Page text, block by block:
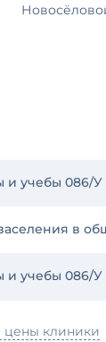
и учебы 086/У
в
и учебы 086/У
цены клиники